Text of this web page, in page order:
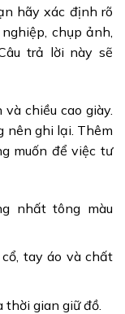
hãy xác định rõ
chụp ảnh,
trả lời này sẽ
chiều cao giày.
nên ghi lại. Thêm
muốn để việc tư
nhất tông màu
tay áo và chất
thời gian giữ đồ.